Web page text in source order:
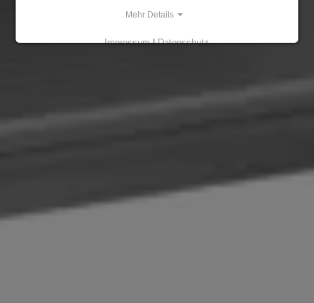
Mehr Details
Impressum|Datenschutz